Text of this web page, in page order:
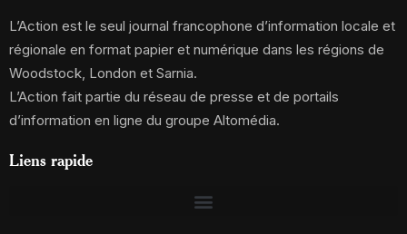
L’Action est le seul journal francophone d’information locale et
régionale en format papier et numérique dans les régions de
Woodstock, London et Sarnia.
L’Action fait partie du réseau de presse et de portails
d’information en ligne du groupe Altomédia.
Liens rapide